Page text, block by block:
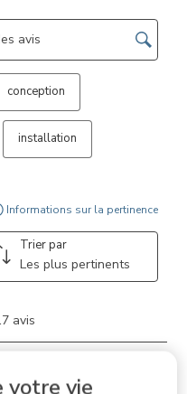
votre vie
conception
installation
Informations sur la pertinence
Trier par
Les plus pertinents
avis